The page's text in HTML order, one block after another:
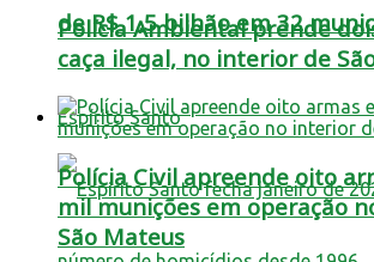
de R$ 1,5 bilhão em 32
Espírito Santo
Polícia Ambiental prende
caça ilegal, no interior de
Polícia Civil apreende oito
mil munições em operação
São Mateus